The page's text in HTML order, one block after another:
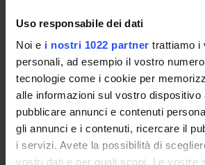
Uso responsabile dei dati
Noi e i nostri 1022 partner trattiamo i
personali, ad esempio il vostro
tecnologie come i cookie per
alle informazioni sul vostro dispositivo
pubblicare annunci e contenuti
gli annunci e i contenuti, ricercare il
i servizi. Avete la possibilità di
vostri dati e per quali scopi. Le vostre
CORSI DI STUDIO
DOTTORATI DI RICERCA E
SUPERIORE
Contatti
Persone
Luoghi